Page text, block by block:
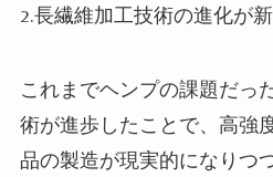
2.長繊維加工技術の進化が
これまでヘンプの課題だっ
術が進歩したことで、高強
品の製造が現実的になりつ